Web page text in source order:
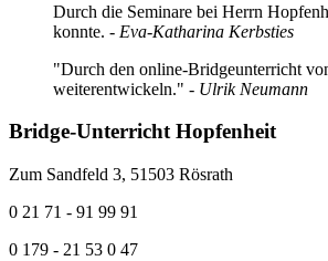
Durch die Seminare bei Herrn
konnte. - Eva-Katharina Kerbsties
"Durch den online-Bridgeunterricht
weiterentwickeln." - Ulrik Neumann
Bridge-Unterricht Hopfenheit
Zum Sandfeld 3, 51503 Rösrath
0 21 71 - 91 99 91
0 179 - 21 53 0 47